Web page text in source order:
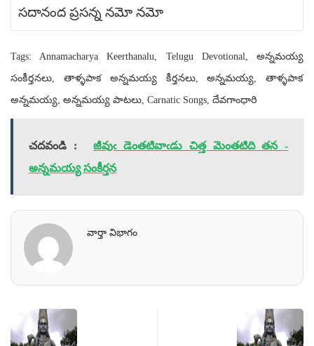
సదానంద ప్రసన్న నమో నమో
Tags: Annamacharya Keerthanalu, Telugu Devotional, అన్నమయ్య
సంకీర్తనలు, తాళ్ళపాక అన్నమయ్య కీర్తనలు, అన్నమయ్య, తాళ్ళపాక
అన్నమయ్య, అన్నమయ్య పాటలు, Carnatic Songs, దేవగాంధారి
చదవండి :
జీవుఁ డెంతటివాఁడు చిత్త మెంతటిది తన -
అన్నమయ్య సంకీర్తన
వార్తా విభాగం